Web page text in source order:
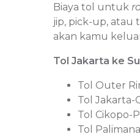
Biaya tol untuk
jip, pick-up, atau
akan kamu
Tol Jakarta ke
Tol Outer
Tol Jakarta-
Tol Cikopo-
Tol